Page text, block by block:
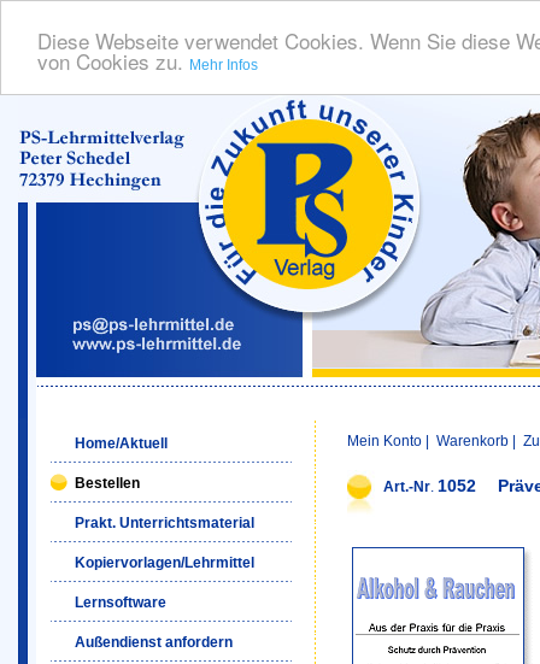
Diese Webseite verwendet Cookies. Wenn Sie diese
von Cookies zu. Mehr Infos
Home/Aktuell
Bestellen
Prakt. Unterrichtsmaterial
Kopiervorlagen/Lehrmittel
Lernsoftware
Außendienst anfordern
Mein Konto Warenkorb
Art.-Nr. 1052